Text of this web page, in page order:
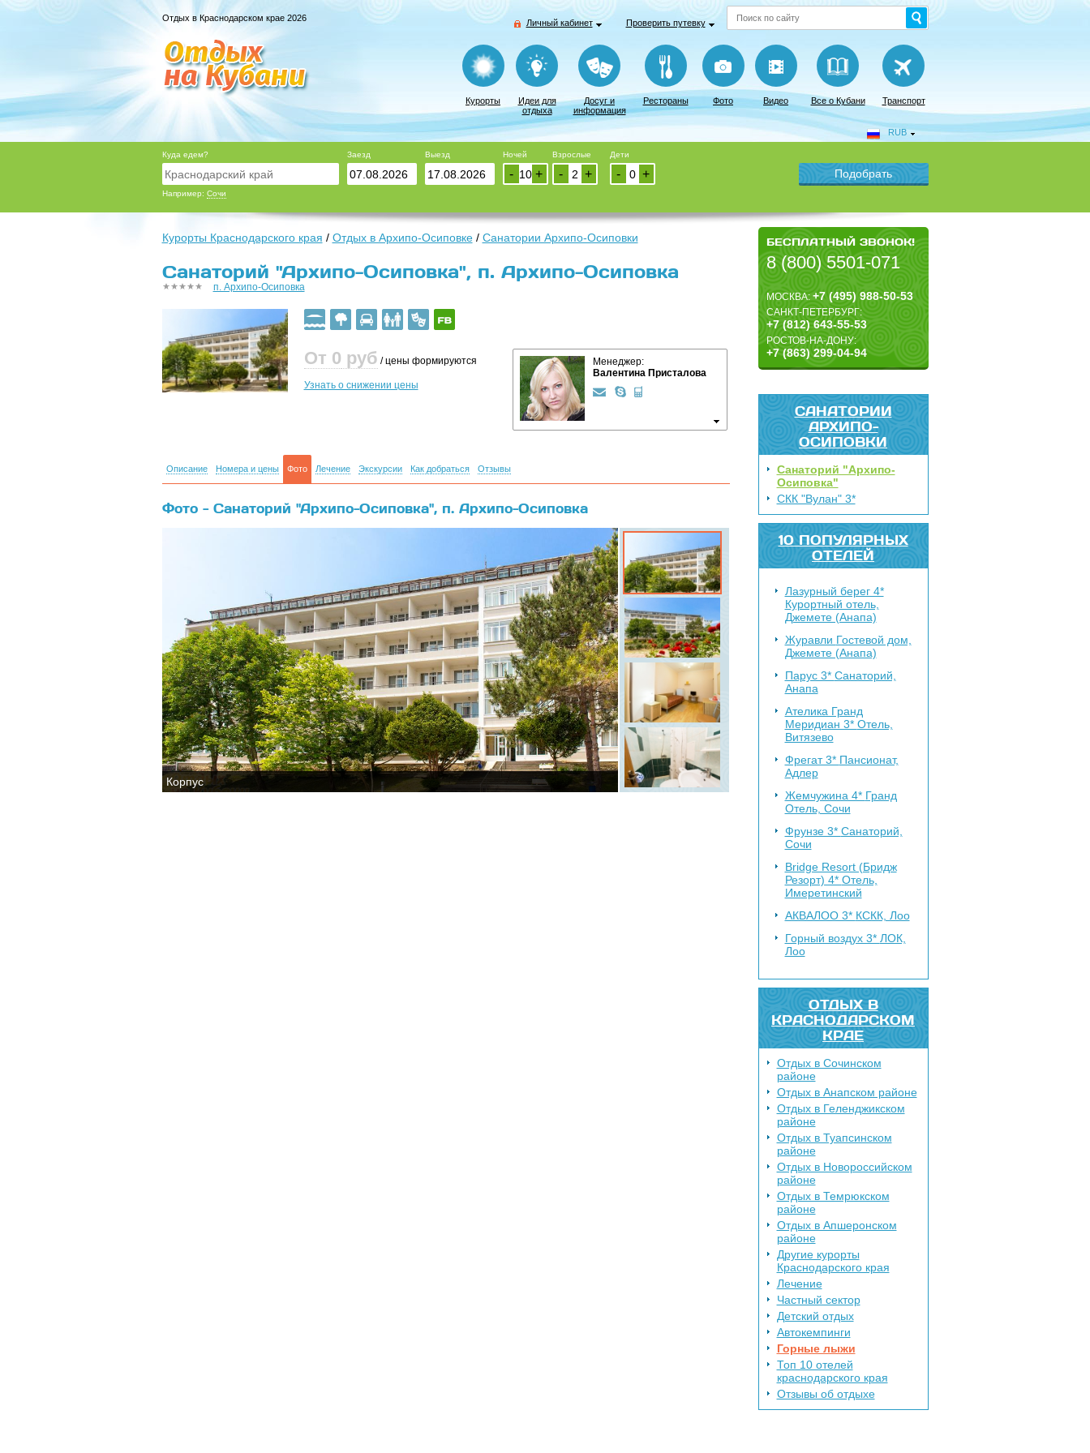
Отдых в Краснодарском крае 2026 Личный кабинет Проверить путевку
Курорты
Идеи для
отдыха
Досуг и
информация
Рестораны Фото Видео Все о Кубани Транспорт
RUB
Куда едем?
Например: Сочи
Заезд Выезд Ночей
+
-
Взрослые
+
-
Дети
+
-
БЕСПЛАТНЫЙ ЗВОНОК!
8 (800) 5501-071
МОСКВА:+7 (495) 988-50-53
САНКТ-ПЕТЕРБУРГ:
+7 (812) 643-55-53
РОСТОВ-НА-ДОНУ:
+7 (863) 299-04-94
САНАТОРИИ
АРХИПО-
ОСИПОВКИ
Санаторий "Архипо-
Осиповка"
СКК "Вулан" 3*
10 ПОПУЛЯРНЫХ
ОТЕЛЕЙ
Лазурный берег 4*
Курортный отель,
Джемете (Анапа)
Журавли Гостевой дом,
Джемете (Анапа)
Парус 3* Санаторий,
Анапа
Ателика Гранд
Меридиан 3* Отель,
Витязево
Фрегат 3* Пансионат,
Адлер
Жемчужина 4* Гранд
Отель, Сочи
Фрунзе 3* Санаторий,
Сочи
Bridge Resort (Бридж
Резорт) 4* Отель,
Имеретинский
АКВАЛОО 3* КСКК, Лоо
Горный воздух 3* ЛОК,
Лоо
ОТДЫХ В
КРАСНОДАРСКОМ
КРАЕ
Отдых в Сочинском
районе
Отдых в Анапском районе
Отдых в Геленджикском
районе
Отдых в Туапсинском
районе
Отдых в Новороссийском
районе
Отдых в Темрюкском
районе
Отдых в Апшеронском
районе
Другие курорты
Краснодарского края
Лечение
Частный сектор
Детский отдых
Автокемпинги
Горные лыжи
Топ 10 отелей
краснодарского края
Отзывы об отдыхе
Курорты Краснодарского края / Отдых в Архипо-Осиповке/ Санатории Архипо-Осиповки
Санаторий "Архипо-Осиповка", п. Архипо-Осиповка
п. Архипо-Осиповка
От 0 руб / цены формируются
Узнать о снижении цены
Менеджер:
Валентина Присталова
Описание Номера и цены Фото Лечение Экскурсии Как добраться Отзывы
Фото - Санаторий "Архипо-Осиповка", п. Архипо-Осиповка
Корпус